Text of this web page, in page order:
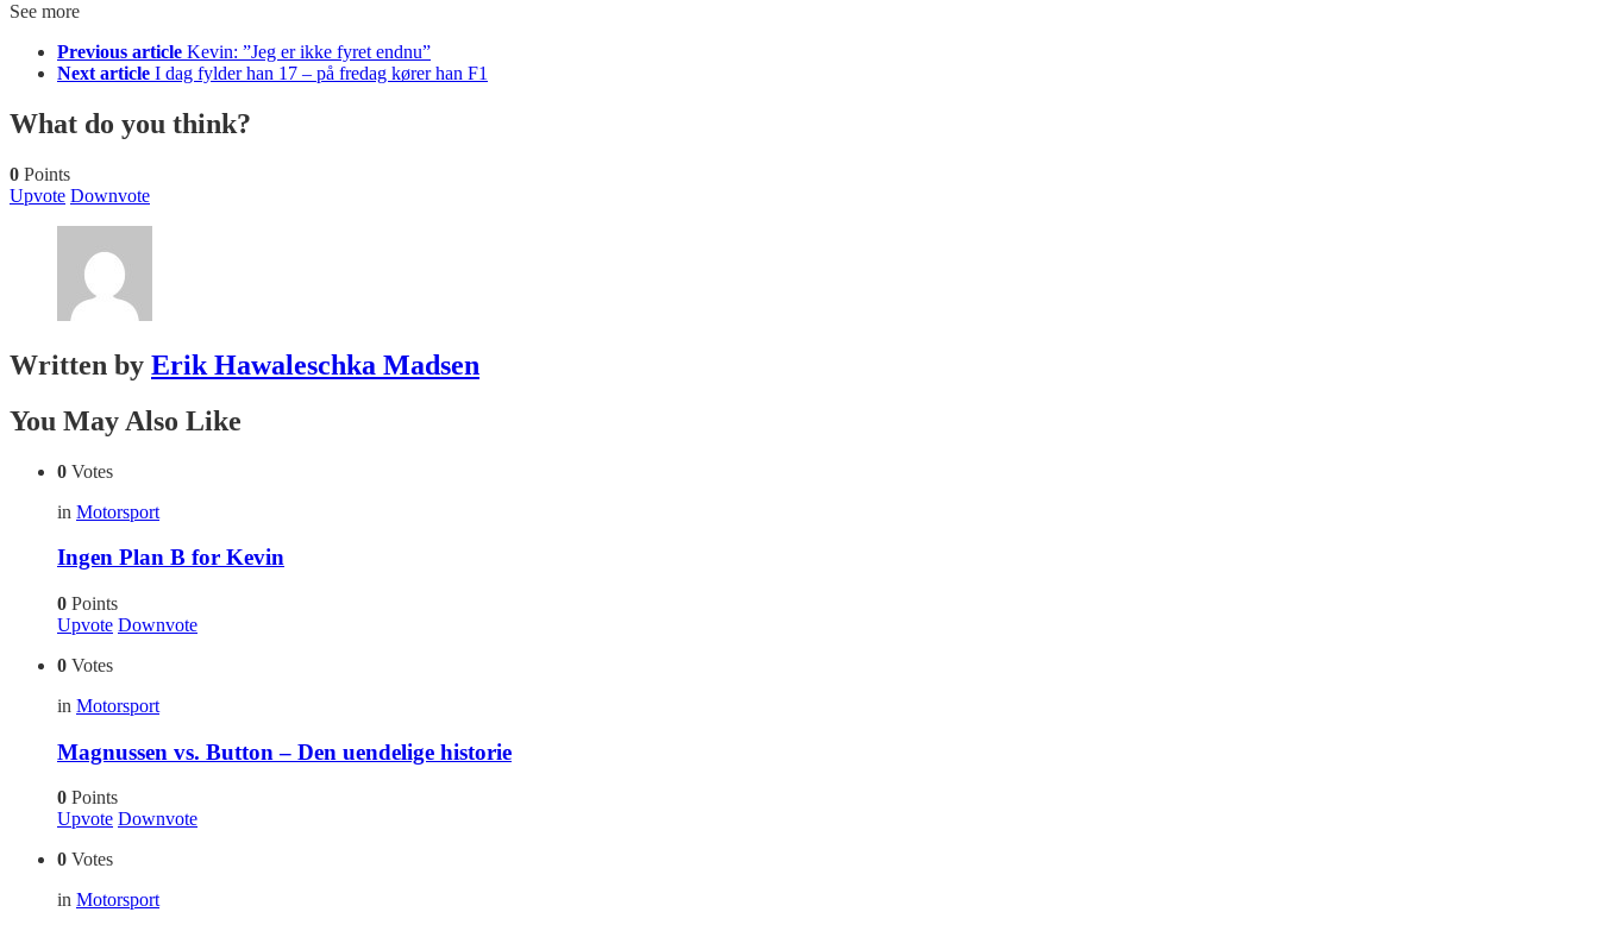
See more
Previous article Kevin: ”Jeg er ikke fyret endnu”
Next article I dag fylder han 17 – på fredag kører han F1
What do you think?
0 Points
Upvote Downvote
Written by Erik Hawaleschka Madsen
You May Also Like
0 Votes
in Motorsport
Ingen Plan B for Kevin
0 Points
Upvote Downvote
0 Votes
in Motorsport
Magnussen vs. Button – Den uendelige historie
0 Points
Upvote Downvote
0 Votes
in Motorsport